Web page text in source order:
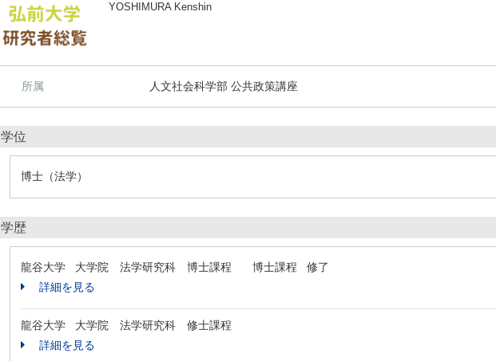
YOSHIMURA Kenshin
所属 人文社会科学部 公共政策講座
学位
博士（法学）
学歴
龍谷大学 大学院 法学研究科 博士課程 博士課程 修了
詳細を見る
龍谷大学 大学院 法学研究科 修士課程
詳細を見る